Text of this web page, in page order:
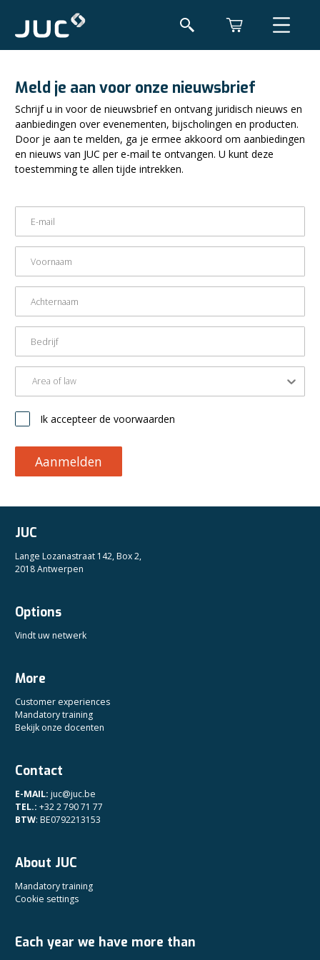
Meld je aan voor onze nieuwsbrief
Schrijf u in voor de nieuwsbrief en ontvang juridisch nieuws en
aanbiedingen over evenementen, bijscholingen en producten.
Door je aan te melden, ga je ermee akkoord om aanbiedingen
en nieuws van JUC per e-mail te ontvangen. U kunt deze
toestemming te allen tijde intrekken.
Area of law
Ik accepteer de voorwaarden
Aanmelden
JUC
Lange Lozanastraat 142, Box 2,
2018 Antwerpen
Options
Vindt uw netwerk
More
Customer experiences
Mandatory training
Bekijk onze docenten
Contact
E-MAIL: juc@juc.be
TEL.: +32 2 790 71 77
BTW: BE0792213153
About JUC
Mandatory training
Cookie settings
Each year we have more than